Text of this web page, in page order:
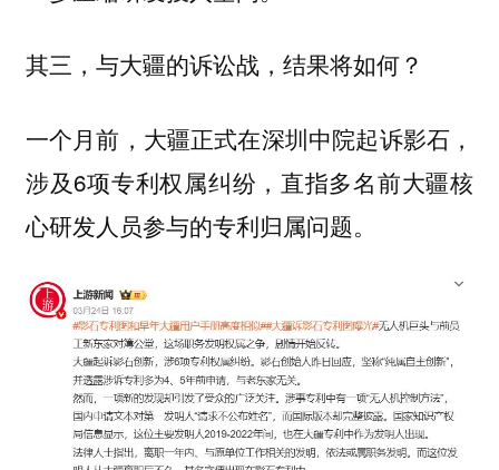
其三，与大疆的诉讼战，结果将如何？
一个月前，大疆正式在深圳中院起诉影石，
涉及6项专利权属纠纷，直指多名前大疆核
心研发人员参与的专利归属问题。